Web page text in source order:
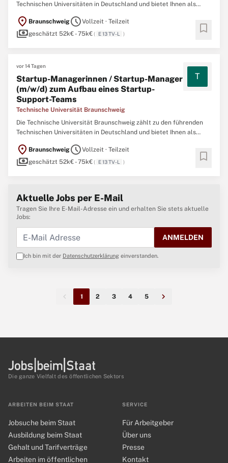
Technischen Universitäten in Deutschland und bietet Ihnen als
und vielseitigen Arbeitsplätzen. Nicht nur im Bereich der Forschung
und Lehre, auch in Verwaltung, Technik und Handwerk ...
location_on BraunschweigscheduleVollzeit · Teilzeit
paymentsgeschätzt 52k€ - 75k€( E 13 TV-L ) bookmark
vor 14 Tagen
Startup-Managerinnen / Startup-Manager
(m/w/d) zum Aufbau eines Startup-
Support-Teams
Technische Universität Braunschweig
T
Die Technische Universität Braunschweig zählt zu den führenden
Technischen Universitäten in Deutschland und bietet Ihnen als
und vielseitigen Arbeitsplätzen. Nicht nur im Bereich der Forschung
und Lehre, auch in Verwaltung, Technik und Handwerk ...
location_on BraunschweigscheduleVollzeit · Teilzeit
paymentsgeschätzt 52k€ - 75k€( E 13 TV-L ) bookmark
Aktuelle Jobs per E-Mail
Tragen Sie Ihre E-Mail-Adresse ein und erhalten Sie stets aktuelle
Jobs:
ANMELDEN
Ich bin mit der Datenschutzerklärung einverstanden.
1 2 3 4 5
Die ganze Vielfalt des öffentlichen Sektors
ARBEITEN BEIM STAAT
Jobsuche beim Staat
Ausbildung beim Staat
Gehalt und Tarifverträge
Arbeiten im öffentlichen
SERVICE
Für Arbeitgeber
Über uns
Presse
Kontakt